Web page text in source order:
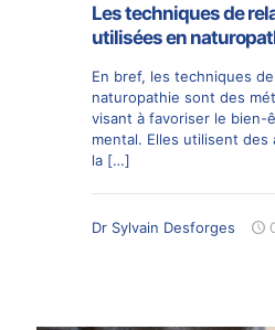
Les techniques de
utilisées en
En bref, les techniques
naturopathie sont des
visant à favoriser le bien-
mental. Elles utilisent des
la […]
Dr Sylvain Desforges